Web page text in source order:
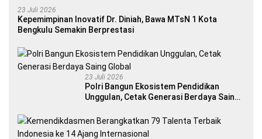
23 Juli 2026
Kepemimpinan Inovatif Dr. Diniah, Bawa MTsN 1 Kota
Bengkulu Semakin Berprestasi
23 Juli 2026
Polri Bangun Ekosistem Pendidikan
Unggulan, Cetak Generasi Berdaya Saing